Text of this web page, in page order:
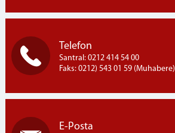
Telefon
Santral: 0212 414 54 00
Faks: 0212) 543 01 59 (Muhabere)
E-Posta